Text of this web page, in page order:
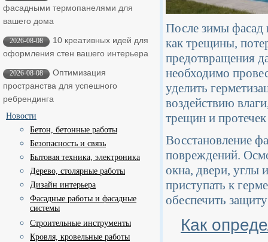
фасадными термопанелями для
вашего дома
2026-08-08
10 креативных идей для
оформления стен вашего интерьера
2026-08-08
Оптимизация
пространства для успешного
ребрендинга
Новости
Бетон, бетонные работы
Безопасность и связь
Бытовая техника, электроника
Дерево, столярные работы
Дизайн интерьера
Фасадные работы и фасадные
системы
Строительные инструменты
Кровля, кровельные работы
После зимы фасад
как трещины,
предотвращения
необходимо
уделить
воздействию
трещин и
Восстановление
повреждений.
окна, двери, углы
приступать к
обеспечить
Как